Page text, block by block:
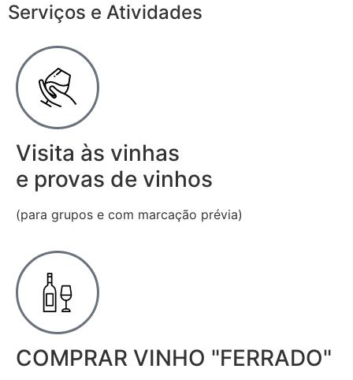
Serviços e Atividades
Visita às vinhas
e provas de vinhos
(para grupos e com marcação prévia)
COMPRAR VINHO "FERRADO"